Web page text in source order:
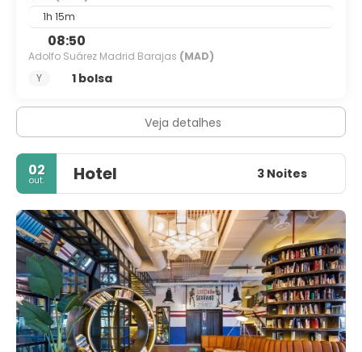
1h 15m
08:50
Adolfo Suárez Madrid Barajas (MAD)
Y
1 bolsa
Veja detalhes
02
out. Hotel 3 Noites